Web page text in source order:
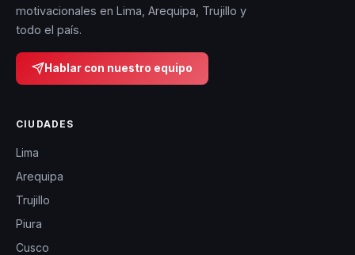
motivacionales en Lima, Arequipa, Trujillo y
todo el país.
Hablar con nuestro equipo
CIUDADES
Lima
Arequipa
Trujillo
Piura
Cusco